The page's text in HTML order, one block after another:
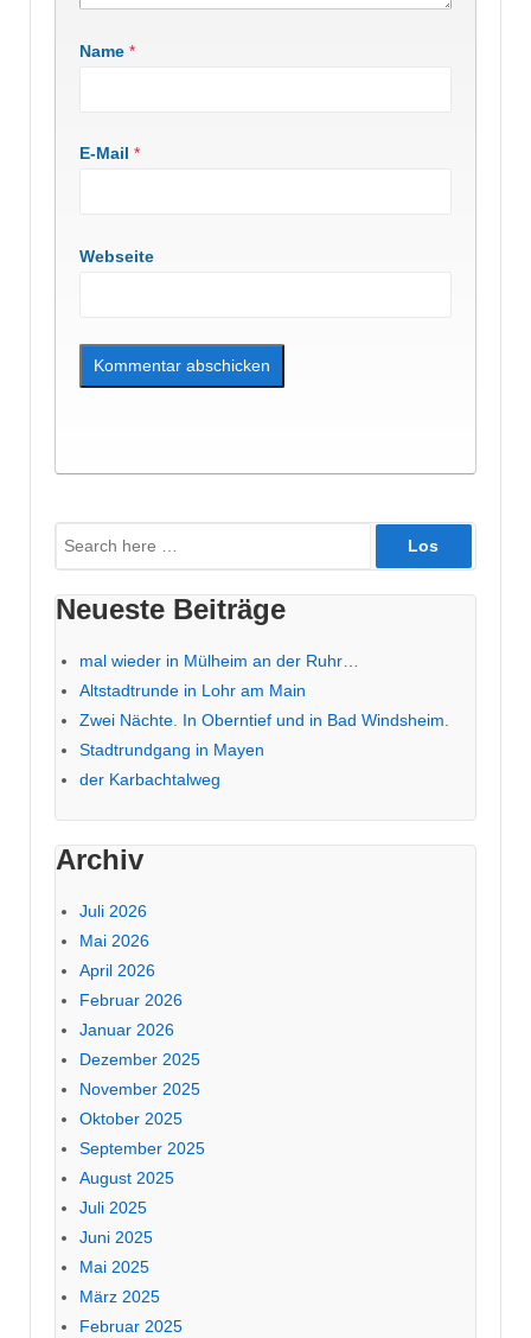
Name *
E-Mail *
Webseite
Suche
nach:
Neueste Beiträge
mal wieder in Mülheim an der Ruhr…
Altstadtrunde in Lohr am Main
Zwei Nächte. In Oberntief und in Bad Windsheim.
Stadtrundgang in Mayen
der Karbachtalweg
Archiv
Juli 2026
Mai 2026
April 2026
Februar 2026
Januar 2026
Dezember 2025
November 2025
Oktober 2025
September 2025
August 2025
Juli 2025
Juni 2025
Mai 2025
März 2025
Februar 2025